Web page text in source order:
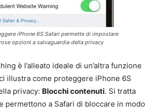
iPhone 6S Safari permette di impostare
opzioni a salvaguardia della privacy
è l’alleato ideale di un’altra funzione
illustra come proteggere iPhone 6S
privacy: Blocchi contenuti. Si tratta
permettono a Safari di bloccare in modo